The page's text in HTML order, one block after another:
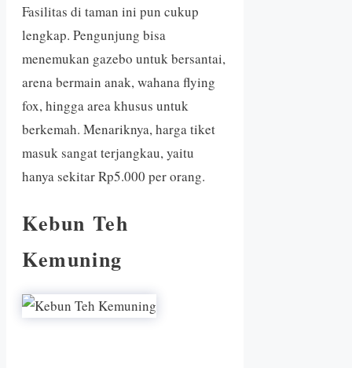
Fasilitas di taman ini pun cukup
lengkap. Pengunjung bisa
menemukan gazebo untuk bersantai,
arena bermain anak, wahana flying
fox, hingga area khusus untuk
berkemah. Menariknya, harga tiket
masuk sangat terjangkau, yaitu
hanya sekitar Rp5.000 per orang.
Kebun Teh
Kemuning